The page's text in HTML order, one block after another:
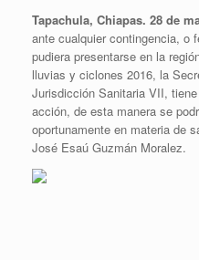
Tapachula, Chiapas. 28 de
ante cualquier contingencia, o
pudiera presentarse en la
lluvias y ciclones 2016, la
Jurisdicción Sanitaria VII,
acción, de esta manera se
oportunamente en materia de
José Esaú Guzmán Moralez.